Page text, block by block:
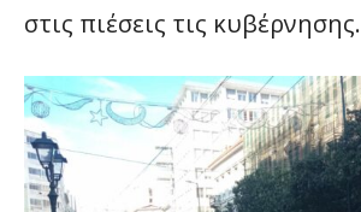
στις πιέσεις τις κυβέρνησης.